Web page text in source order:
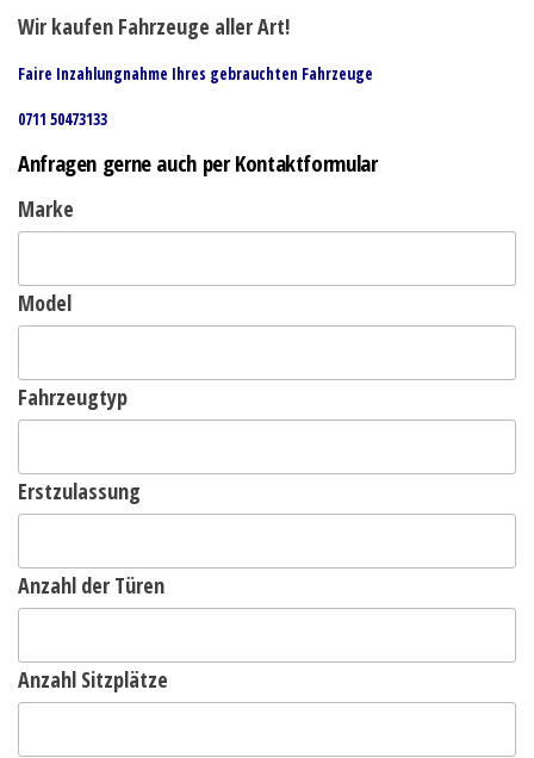
Wir kaufen Fahrzeuge aller Art!
Faire Inzahlungnahme Ihres gebrauchten Fahrzeuge
0711 50473133
Anfragen gerne auch per Kontaktformular
Marke
Model
Fahrzeugtyp
Erstzulassung
Anzahl der Türen
Anzahl Sitzplätze